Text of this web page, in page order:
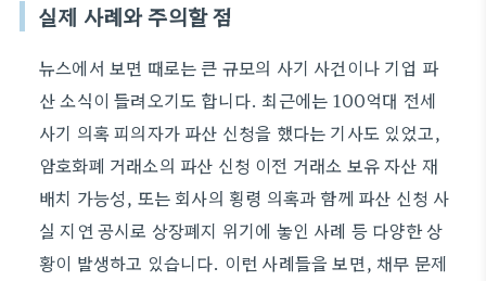
실제 사례와 주의할 점
뉴스에서 보면 때로는 큰 규모의 사기 사건이나 기업 파
산 소식이 들려오기도 합니다. 최근에는 100억대 전세
사기 의혹 피의자가 파산 신청을 했다는 기사도 있었고,
암호화폐 거래소의 파산 신청 이전 거래소 보유 자산 재
배치 가능성, 또는 회사의 횡령 의혹과 함께 파산 신청 사
실 지연 공시로 상장폐지 위기에 놓인 사례 등 다양한 상
황이 발생하고 있습니다. 이런 사례들을 보면, 채무 문제